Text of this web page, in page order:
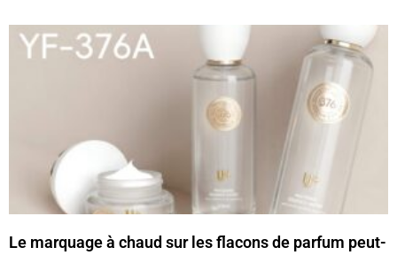
Le marquage à chaud sur les flacons de parfum peut-